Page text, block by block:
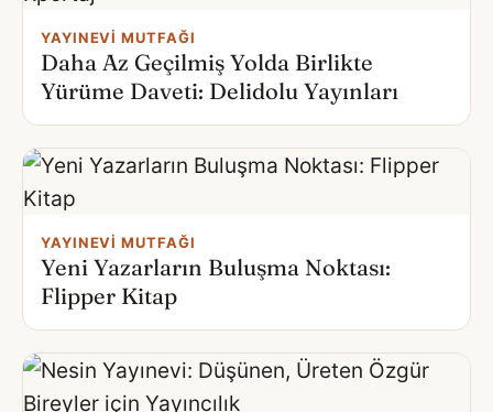
YAYINEVI MUTFAĞI
Daha Az Geçilmiş Yolda Birlikte
Yürüme Daveti: Delidolu Yayınları
YAYINEVI MUTFAĞI
Yeni Yazarların Buluşma Noktası:
Flipper Kitap